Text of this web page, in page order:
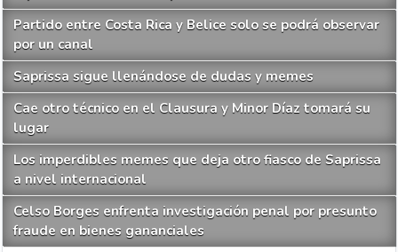
Partido entre Costa Rica y Belice solo se podrá observar
por un canal
Saprissa sigue llenándose de dudas y memes
Cae otro técnico en el Clausura y Minor Díaz tomará su
lugar
Los imperdibles memes que deja otro fiasco de Saprissa
a nivel internacional
Celso Borges enfrenta investigación penal por presunto
fraude en bienes gananciales